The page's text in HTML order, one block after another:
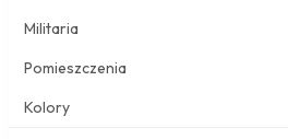
Militaria
Pomieszczenia
Kolory